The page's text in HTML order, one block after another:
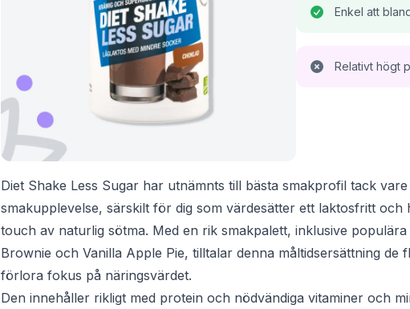
Enkel att
Relativt högt
Diet Shake Less Sugar har utnämnts till bästa smakprofil tack
smakupplevelse, särskilt för dig som värdesätter ett laktosfritt och
touch av naturlig sötma. Med en rik smakpalett, inklusive
Brownie och Vanilla Apple Pie, tilltalar denna måltidsersättning de
förlora fokus på näringsvärdet.
Den innehåller rikligt med protein och nödvändiga vitaminer och